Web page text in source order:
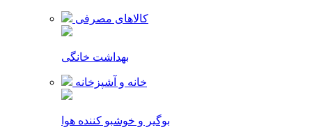
کالاهای مصرفی
بهداشت خانگی
خانه و آشپزخانه
بوگیر و خوشبو کننده هوا